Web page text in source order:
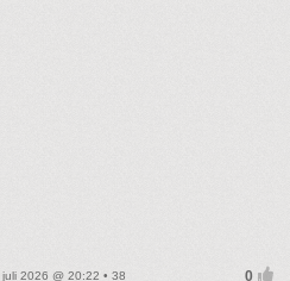
2026 @ 20:22 • 38